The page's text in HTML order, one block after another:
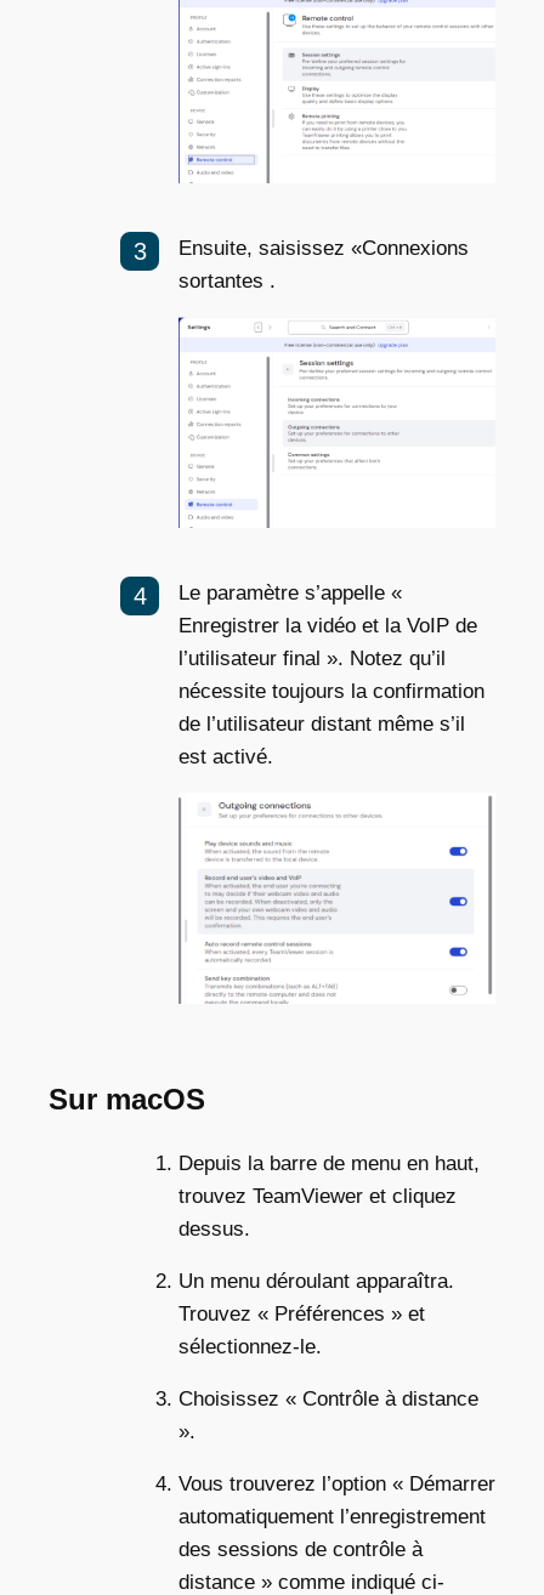
Ensuite, saisissez «Connexions
sortantes .
Le paramètre s’appelle «
Enregistrer la vidéo et la VoIP de
l’utilisateur final ». Notez qu’il
nécessite toujours la confirmation
de l’utilisateur distant même s’il
est activé.
Sur macOS
Depuis la barre de menu en haut,
trouvez TeamViewer et cliquez
dessus.
Un menu déroulant apparaîtra.
Trouvez « Préférences » et
sélectionnez-le.
Choisissez « Contrôle à distance
».
Vous trouverez l’option « Démarrer
automatiquement l’enregistrement
des sessions de contrôle à
distance » comme indiqué ci-